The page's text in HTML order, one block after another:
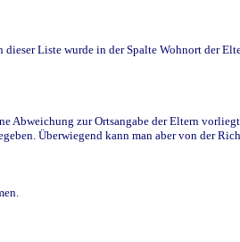
Liste wurde in der Spalte Wohnort der
Abweichung zur Ortsangabe der Eltern
Überwiegend kann man aber von der